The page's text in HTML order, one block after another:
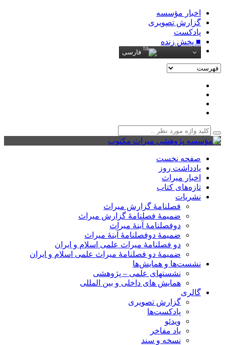
اخبار مؤسسه
گزارش تصویری
پادکست‌
■ پخش زنده
فارسی
صفحه نخست
یادداشت روز
اخبار میراث
تازه‌های کتاب
نشریات
فصلنامۀ گزارش میراث
ضمیمۀ فصلنامۀ گزارش میراث
دوفصلنامۀ آینۀ میراث
ضمیمۀ دوفصلنامۀ آینۀ میراث
دو فصلنامۀ میراث علمی اسلام و ایران
ضمیمۀ دو فصلنامۀ میراث علمی اسلام و ایران
نشست‌ها و همایش‌ها
نشستهای علمی – پژوهشی
همایش های داخلی و بین المللی
گالری
گزارش تصویری
پادکست‌ها
ویدئو
یاد مفاخر
نسخه و سند